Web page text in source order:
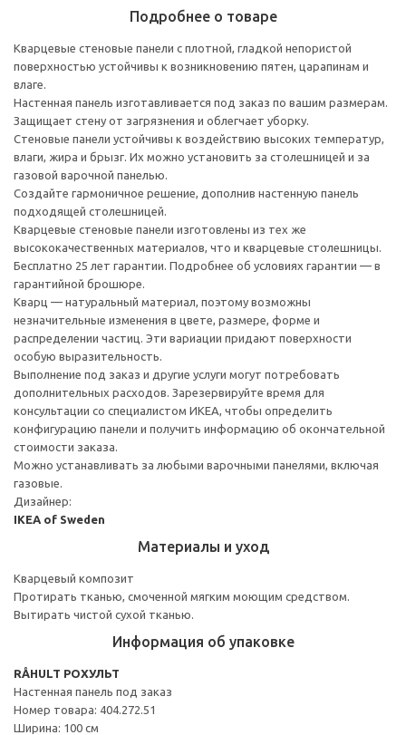
Подробнее о товаре
Кварцевые стеновые панели с плотной, гладкой непористой
поверхностью устойчивы к возникновению пятен, царапинам и
влаге.
Настенная панель изготавливается под заказ по вашим размерам.
Защищает стену от загрязнения и облегчает уборку.
Стеновые панели устойчивы к воздействию высоких температур,
влаги, жира и брызг. Их можно установить за столешницей и за
газовой варочной панелью.
Создайте гармоничное решение, дополнив настенную панель
подходящей столешницей.
Кварцевые стеновые панели изготовлены из тех же
высококачественных материалов, что и кварцевые столешницы.
Бесплатно 25 лет гарантии. Подробнее об условиях гарантии — в
гарантийной брошюре.
Кварц — натуральный материал, поэтому возможны
незначительные изменения в цвете, размере, форме и
распределении частиц. Эти вариации придают поверхности
особую выразительность.
Выполнение под заказ и другие услуги могут потребовать
дополнительных расходов. Зарезервируйте время для
консультации со специалистом ИКЕА, чтобы определить
конфигурацию панели и получить информацию об окончательной
стоимости заказа.
Можно устанавливать за любыми варочными панелями, включая
газовые.
Дизайнер:
IKEA of Sweden
Материалы и уход
Кварцевый композит
Протирать тканью, смоченной мягким моющим средством.
Вытирать чистой сухой тканью.
Информация об упаковке
RÅHULT РОХУЛЬТ
Настенная панель под заказ
Номер товара: 404.272.51
Ширина: 100 см